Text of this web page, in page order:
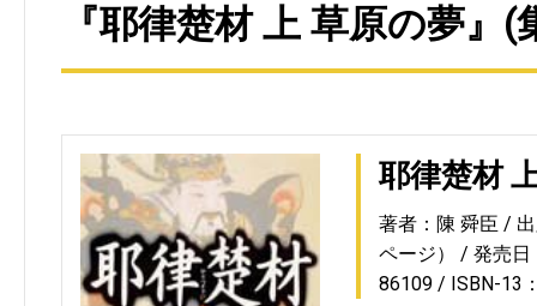
『耶律楚材 上 草原の夢』(
耶律楚材
著者：陳 舜臣
ページ）
発売日
86109
ISBN-13